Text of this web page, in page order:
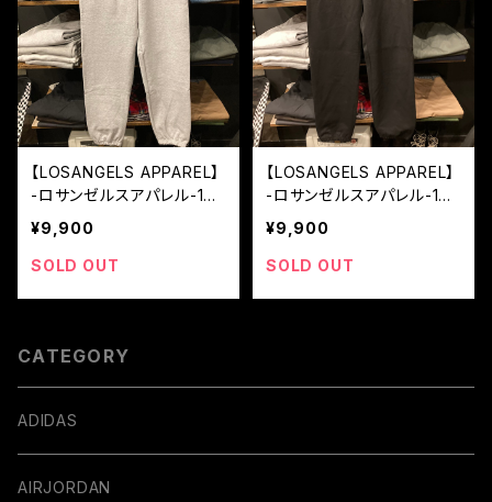
【LOSANGELS APPAREL】
-ロサンゼルスアパレル-14
オンス スウェットパンツ U
SA製 ASH GREY
¥9,900
SOLD OUT
【LOSANGELS APPAREL】
-ロサンゼルスアパレル-14
オンス スウェットパンツ U
SA製 BLACK
¥9,900
SOLD OUT
CATEGORY
ADIDAS
AIRJORDAN